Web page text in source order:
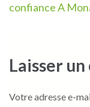
confiance A
Laisser
Votre adresse e-